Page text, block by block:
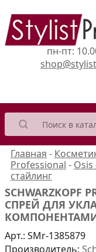
пн-пт:
Главная -
Professional -
стайлинг
SCHWARZKOPF
СПРЕЙ ДЛЯ
Арт.: SMr-1385879
Производитель: